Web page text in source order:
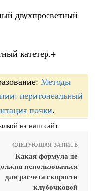
двухпросветный
катетер.+
Методы
перитонеальный
почки.
на наш сайт
СЛЕДУЮЩАЯ ЗАПИСЬ
Какая формула не
использоваться
для расчета скорости
клубочковой